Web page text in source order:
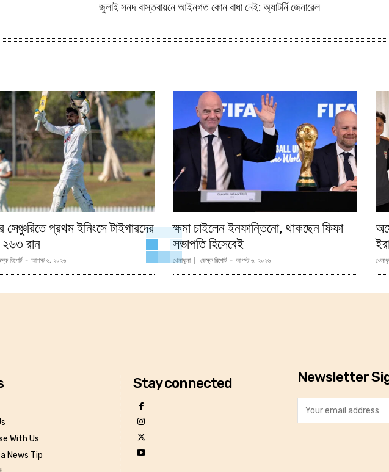
জুলাই সনদ বাস্তবায়নে আইনগত কোন বাধা নেই: অ্যাটর্নি জেনারেল
সেঞ্চুরিতে প্রথম ইনিংসে টাইগারদের
রান
রিপোর্ট - আগস্ট ৬, ২০২৬
ক্ষমা চাইলেন ইনফান্তিনো, থাকছেন ফিফা
সভাপতি হিসেবেই
খেলাধূলা ডেস্ক রিপোর্ট - আগস্ট ৬, ২০২৬
With Us
News Tip
Stay connected Newsletter